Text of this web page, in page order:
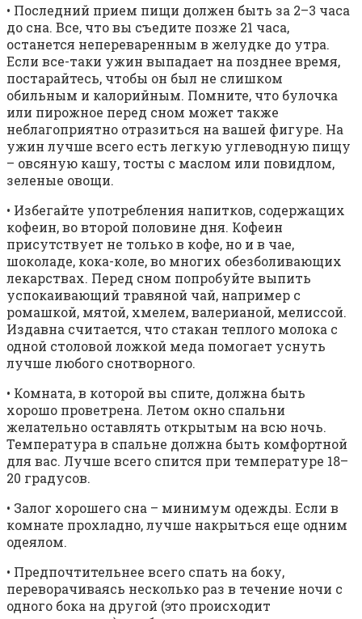
• Последний прием пищи должен быть за 2–3 часа
до сна. Все, что вы съедите позже 21 часа,
останется непереваренным в желудке до утра.
Если все-таки ужин выпадает на позднее время,
постарайтесь, чтобы он был не слишком
обильным и калорийным. Помните, что булочка
или пирожное перед сном может также
неблагоприятно отразиться на вашей фигуре. На
ужин лучше всего есть легкую углеводную пищу
– овсяную кашу, тосты с маслом или повидлом,
зеленые овощи.
• Избегайте употребления напитков, содержащих
кофеин, во второй половине дня. Кофеин
присутствует не только в кофе, но и в чае,
шоколаде, кока-коле, во многих обезболивающих
лекарствах. Перед сном попробуйте выпить
успокаивающий травяной чай, например с
ромашкой, мятой, хмелем, валерианой, мелиссой.
Издавна считается, что стакан теплого молока с
одной столовой ложкой меда помогает уснуть
лучше любого снотворного.
• Комната, в которой вы спите, должна быть
хорошо проветрена. Летом окно спальни
желательно оставлять открытым на всю ночь.
Температура в спальне должна быть комфортной
для вас. Лучше всего спится при температуре 18–
20 градусов.
• Залог хорошего сна – минимум одежды. Если в
комнате прохладно, лучше накрыться еще одним
одеялом.
• Предпочтительнее всего спать на боку,
переворачиваясь несколько раз в течение ночи с
одного бока на другой (это происходит